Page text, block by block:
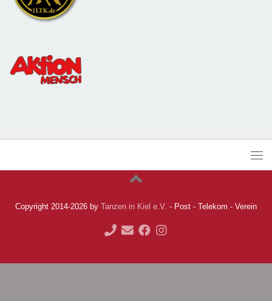
Copyright 2014-2026 by Tanzen in Kiel e.V. - Post - Telekom - Verein